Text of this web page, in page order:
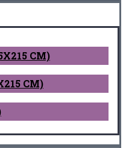
СМ)
СМ)